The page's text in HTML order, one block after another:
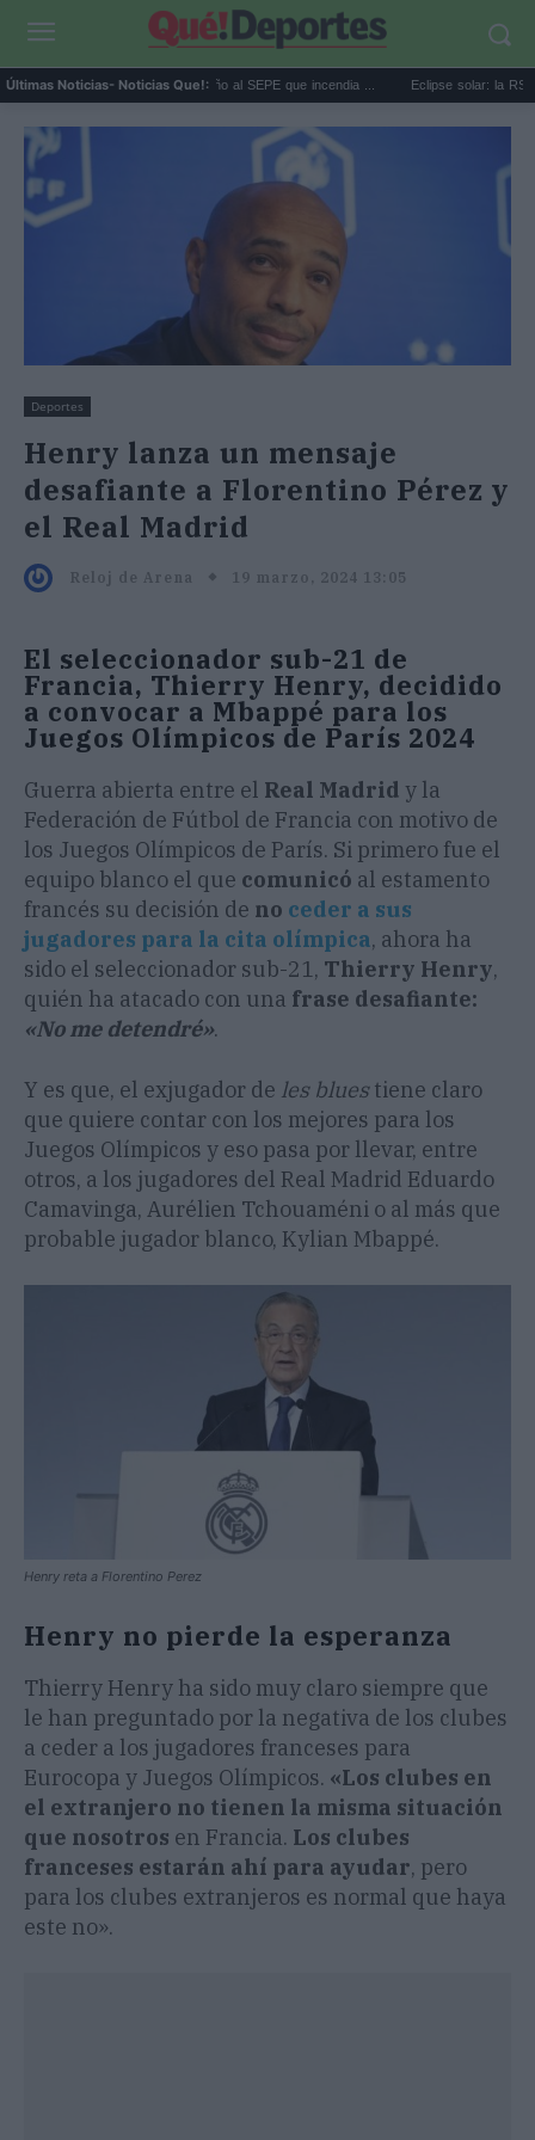
Últimas Noticias- Noticias Que!:
El zasca de Cristina Castaño al SEPE que incendia ... Eclipse solar: la RSCE
Deportes
Henry lanza un mensaje
desafiante a Florentino Pérez y
el Real Madrid
Reloj de Arena 19 marzo, 2024 13:05
El seleccionador sub-21 de
Francia, Thierry Henry, decidido
a convocar a Mbappé para los
Juegos Olímpicos de París 2024
Guerra abierta entre el Real Madrid y la
Federación de Fútbol de Francia con motivo de
los Juegos Olímpicos de París. Si primero fue el
equipo blanco el que comunicó al estamento
francés su decisión de no ceder a sus
jugadores para la cita olímpica, ahora ha
sido el seleccionador sub-21, Thierry Henry,
quién ha atacado con una frase desafiante:
«No me detendré».
Y es que, el exjugador de les bluestiene claro
que quiere contar con los mejores para los
Juegos Olímpicos y eso pasa por llevar, entre
otros, a los jugadores del Real Madrid Eduardo
Camavinga, Aurélien Tchouaméni o al más que
probable jugador blanco, Kylian Mbappé.
Henry reta a Florentino Perez
Henry no pierde la esperanza
Thierry Henry ha sido muy claro siempre que
le han preguntado por la negativa de los clubes
a ceder a los jugadores franceses para
Eurocopa y Juegos Olímpicos. «Los clubes en
el extranjero no tienen la misma situación
que nosotros en Francia. Los clubes
franceses estarán ahí para ayudar, pero
para los clubes extranjeros es normal que haya
este no».